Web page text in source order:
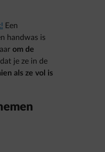
Een
handwas is
om de
je ze in de
als ze vol is